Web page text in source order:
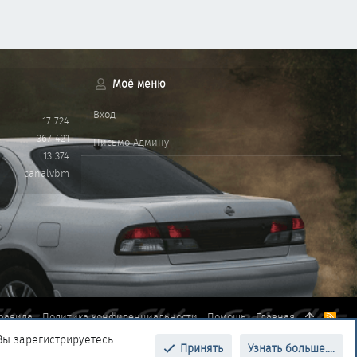
17 724
367 421
13 374
canalvbm
Моё меню
Вход
Письмо Админу
Политика конфиденциальности Помощь Главная
R
зарегистрируетесь.
Принять Узнать больше....